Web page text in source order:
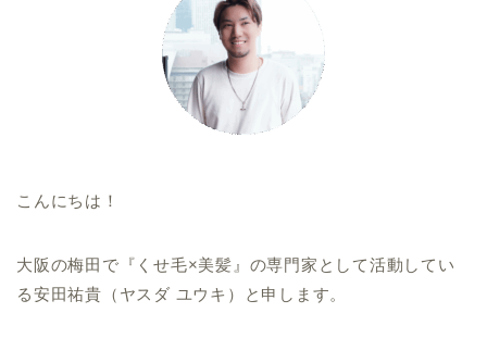
こんにちは！
大阪の梅田で『くせ毛×美髪』の専門家として活動してい
る安田祐貴（ヤスダ ユウキ）と申します。